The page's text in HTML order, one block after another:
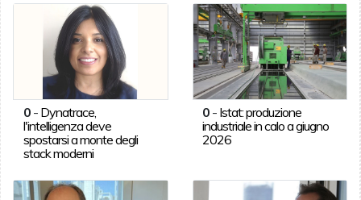
0- Dynatrace,
l'intelligenza deve
spostarsi a monte degli
stack moderni
0 - Istat: produzione
industriale in calo a giugno
2026